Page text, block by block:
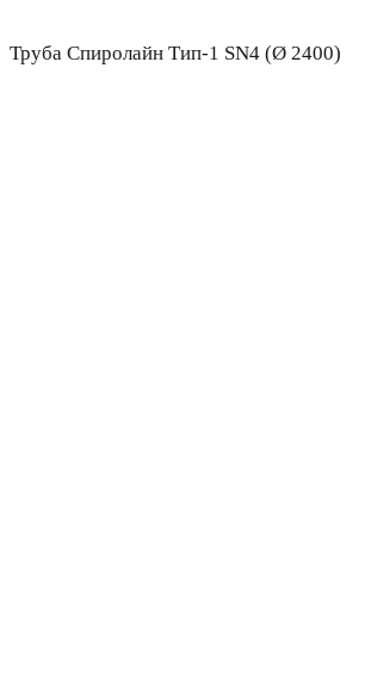
Труба Спиролайн Тип-1 SN4 (Ø 2400)